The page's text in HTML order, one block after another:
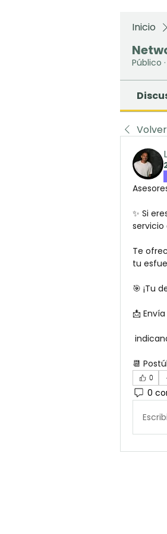
Inicio
Público ·
Volver
✨ Si
servicio
Te
tu
🎯 ¡Tu
📩
📆
0
0